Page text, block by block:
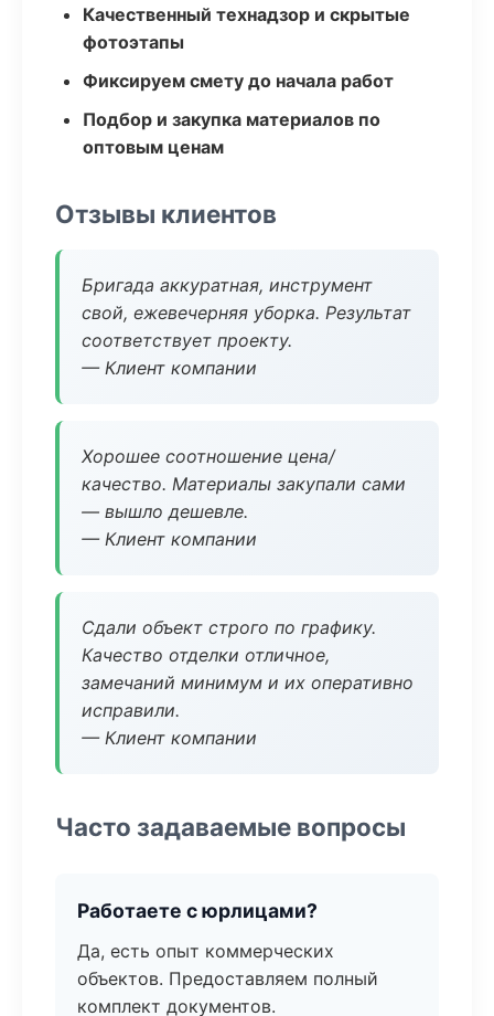
Качественный технадзор и скрытые
фотоэтапы
Фиксируем смету до начала работ
Подбор и закупка материалов по
оптовым ценам
Отзывы клиентов
Бригада аккуратная, инструмент
свой, ежевечерняя уборка. Результат
соответствует проекту.
— Клиент компании
Хорошее соотношение цена/
качество. Материалы закупали сами
— вышло дешевле.
— Клиент компании
Сдали объект строго по графику.
Качество отделки отличное,
замечаний минимум и их оперативно
исправили.
— Клиент компании
Часто задаваемые вопросы
Работаете с юрлицами?
Да, есть опыт коммерческих
объектов. Предоставляем полный
комплект документов.